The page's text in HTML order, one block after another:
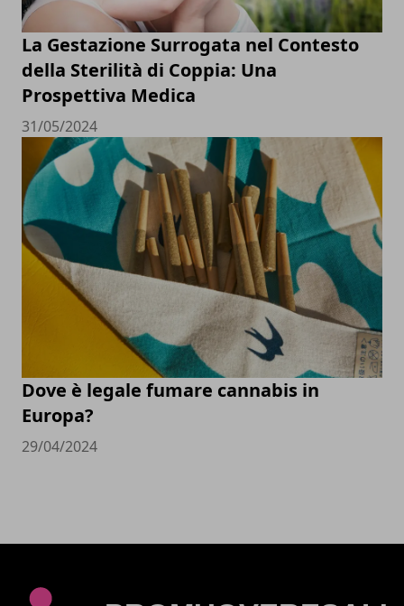
La Gestazione Surrogata nel Contesto
della Sterilità di Coppia: Una
Prospettiva Medica
31/05/2024
Dove è legale fumare cannabis in
Europa?
29/04/2024